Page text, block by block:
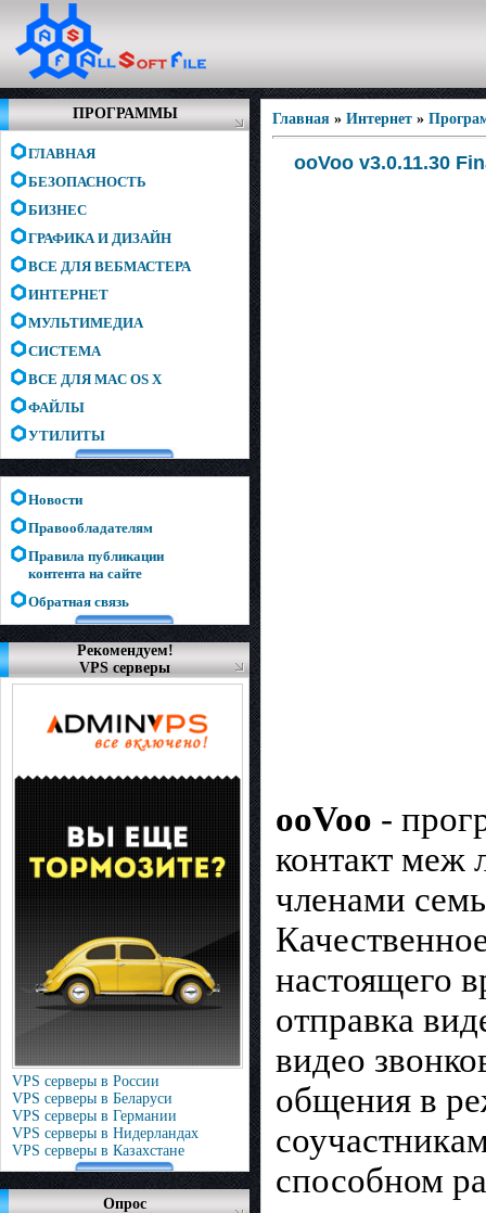
ПРОГРАММЫ
ГЛАВНАЯ
БЕЗОПАСНОСТЬ
БИЗНЕС
ГРАФИКА И ДИЗАЙН
ВСЕ ДЛЯ ВЕБМАСТЕРА
ИНТЕРНЕТ
МУЛЬТИМЕДИА
СИСТЕМА
ВСЕ ДЛЯ MAC OS X
ФАЙЛЫ
УТИЛИТЫ
Новости
Правообладателям
Правила публикации
контента на сайте
Обратная связь
Рекомендуем!
VPS серверы
VPS серверы в России
VPS серверы в Беларуси
VPS серверы в Германии
VPS серверы в Нидерландах
VPS серверы в Казахстане
Опрос
Главная » Интернет »
ooVoo v3.0.11.30
ooVoo -
контакт меж
членами
настоящего
отправка
видео
общения в
способном